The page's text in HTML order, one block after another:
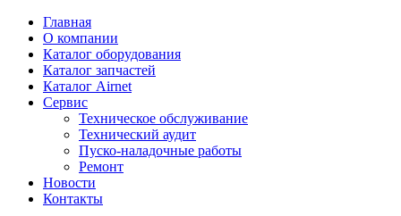
Главная
О компании
Каталог оборудования
Каталог запчастей
Каталог Airnet
Сервис
Техническое обслуживание
Технический аудит
Пуско-наладочные работы
Ремонт
Новости
Контакты